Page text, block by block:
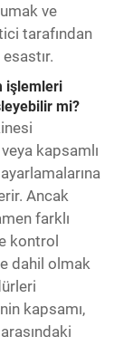
ve
tarafından
işlemleri
mi?
kapsamlı
Ancak
farklı
kontrol
dahil olmak
kapsamı,